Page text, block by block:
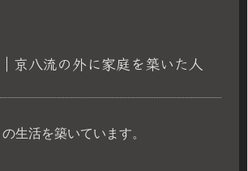
京八流の外に家庭を築いた人
生活を築いています。